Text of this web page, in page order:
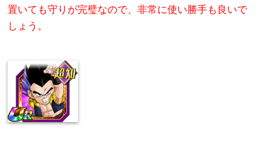
置いても守りが完璧なので、非常に使い勝手も良いで
しょう。